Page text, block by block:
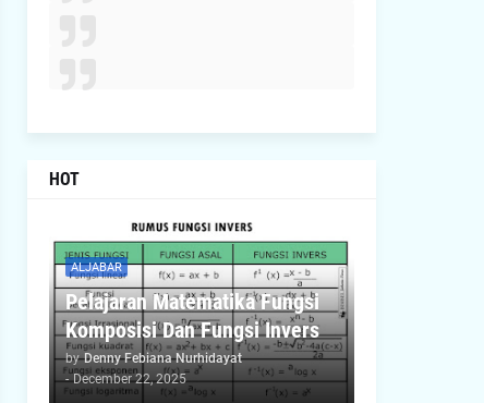
HOT
ALJABAR
Pelajaran Matematika Fungsi
Komposisi Dan Fungsi Invers
by Denny Febiana Nurhidayat
- December 22, 2025